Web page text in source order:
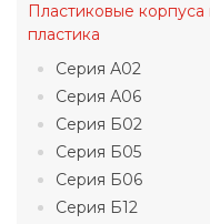
Пластиковые
пластика
Серия А02
Серия А06
Серия Б02
Серия Б05
Серия Б06
Серия Б12